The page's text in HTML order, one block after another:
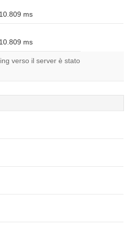
ms
ms
verso il server è stato